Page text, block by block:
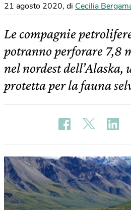
21 agosto 2020, di Cecilia
Le compagnie
potranno perforare 7,8
nel nordest dell’Alaska,
protetta per la fauna